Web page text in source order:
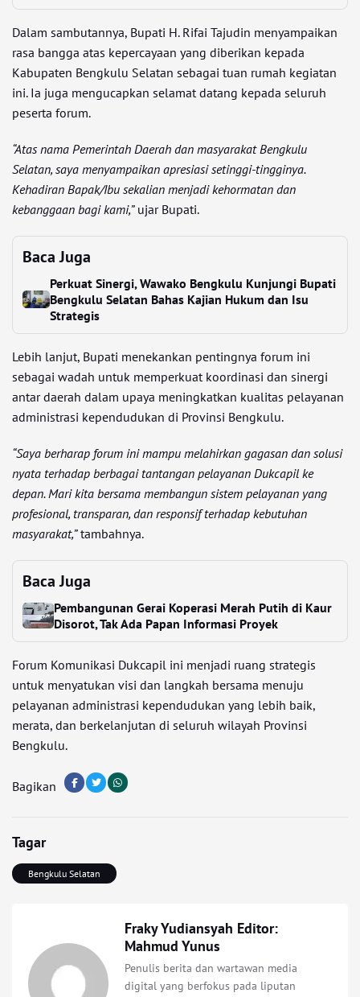
Dalam sambutannya, Bupati H. Rifai Tajudin menyampaikan
rasa bangga atas kepercayaan yang diberikan kepada
Kabupaten Bengkulu Selatan sebagai tuan rumah kegiatan
ini. Ia juga mengucapkan selamat datang kepada seluruh
peserta forum.
“Atas nama Pemerintah Daerah dan masyarakat Bengkulu
Selatan, saya menyampaikan apresiasi setinggi-tingginya.
Kehadiran Bapak/Ibu sekalian menjadi kehormatan dan
kebanggaan bagi kami,”ujar Bupati.
Baca Juga
Perkuat Sinergi, Wawako Bengkulu Kunjungi Bupati
Bengkulu Selatan Bahas Kajian Hukum dan Isu
Strategis
Lebih lanjut, Bupati menekankan pentingnya forum ini
sebagai wadah untuk memperkuat koordinasi dan sinergi
antar daerah dalam upaya meningkatkan kualitas pelayanan
administrasi kependudukan di Provinsi Bengkulu.
“Saya berharap forum ini mampu melahirkan gagasan dan solusi
nyata terhadap berbagai tantangan pelayanan Dukcapil ke
depan. Mari kita bersama membangun sistem pelayanan yang
profesional, transparan, dan responsif terhadap kebutuhan
masyarakat,”tambahnya.
Baca Juga
Pembangunan Gerai Koperasi Merah Putih di Kaur
Disorot, Tak Ada Papan Informasi Proyek
Forum Komunikasi Dukcapil ini menjadi ruang strategis
untuk menyatukan visi dan langkah bersama menuju
pelayanan administrasi kependudukan yang lebih baik,
merata, dan berkelanjutan di seluruh wilayah Provinsi
Bengkulu.
Bagikan
Tagar
Bengkulu Selatan
Fraky Yudiansyah Editor:
Mahmud Yunus
Penulis berita dan wartawan media
digital yang berfokus pada liputan